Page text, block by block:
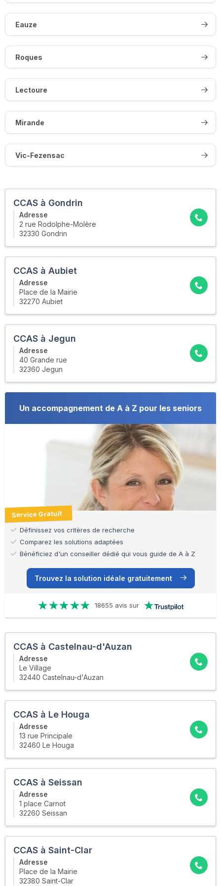
Eauze
Roques
Lectoure
Mirande
Vic-Fezensac
CCAS à Gondrin
Adresse
2 rue Rodolphe-Molère
32330 Gondrin
CCAS à Aubiet
Adresse
Place de la Mairie
32270 Aubiet
CCAS à Jegun
Adresse
40 Grande rue
32360 Jegun
Un accompagnement de A à Z pour les seniors
Service Gratuit
Définissez vos critères de recherche
Comparez les solutions adaptées
Bénéficiez d'un conseiller dédié qui vous guide de A à Z
Trouvez la solution idéale gratuitement
18655 avis sur
CCAS à Castelnau-d'Auzan
Adresse
Le Village
32440 Castelnau-d'Auzan
CCAS à Le Houga
Adresse
13 rue Principale
32460 Le Houga
CCAS à Seissan
Adresse
1 place Carnot
32260 Seissan
CCAS à Saint-Clar
Adresse
Place de la Mairie
32380 Saint-Clar